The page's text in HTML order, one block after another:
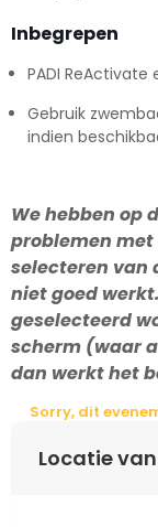
Inbegrepen
PADI
Gebruik
indien
We hebben op
problemen met
selecteren van
niet goed
geselecteerd
scherm (waar
dan werkt het
Sorry, dit
Locatie